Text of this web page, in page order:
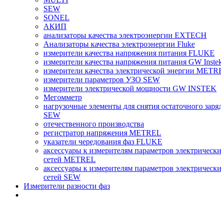
SEW
SONEL
АКИП
анализаторы качества электроэнергии EXTECH
Анализаторы качества электроэнергии Fluke
измерители качества напряжения питания FLUKE
измерители качества напряжения питания GW
измерители качества электрической энергии
измерители параметров УЗО SEW
измерители электрической мощности GW INSTEK
Мегомметр
нагрузочные элементы для снятия остаточного
SEW
отечественного производства
регистратор напряжения METREL
указатели чередования фаз FLUKE
аксессуары к измерителям параметров
сетей METREL
аксессуары к измерителям параметров
сетей SEW
Измерители разности фаз